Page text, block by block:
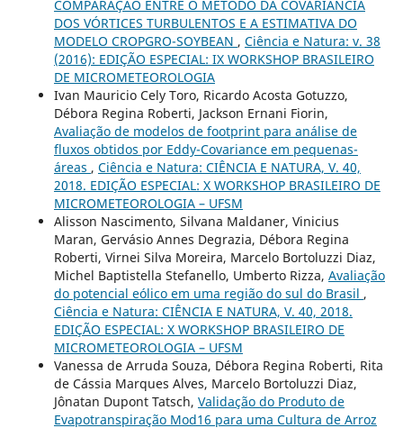
COMPARAÇÃO ENTRE O MÉTODO DA COVARIÂNCIA
DOS VÓRTICES TURBULENTOS E A ESTIMATIVA DO
MODELO CROPGRO-SOYBEAN , Ciência e Natura: v. 38
(2016): EDIÇÃO ESPECIAL: IX WORKSHOP BRASILEIRO
DE MICROMETEOROLOGIA
Ivan Mauricio Cely Toro, Ricardo Acosta Gotuzzo,
Débora Regina Roberti, Jackson Ernani Fiorin,
Avaliação de modelos de footprint para análise de
fluxos obtidos por Eddy-Covariance em pequenas-
áreas , Ciência e Natura: CIÊNCIA E NATURA, V. 40,
2018. EDIÇÃO ESPECIAL: X WORKSHOP BRASILEIRO DE
MICROMETEOROLOGIA – UFSM
Alisson Nascimento, Silvana Maldaner, Vinicius
Maran, Gervásio Annes Degrazia, Débora Regina
Roberti, Virnei Silva Moreira, Marcelo Bortoluzzi Diaz,
Michel Baptistella Stefanello, Umberto Rizza, Avaliação
do potencial eólico em uma região do sul do Brasil ,
Ciência e Natura: CIÊNCIA E NATURA, V. 40, 2018.
EDIÇÃO ESPECIAL: X WORKSHOP BRASILEIRO DE
MICROMETEOROLOGIA – UFSM
Vanessa de Arruda Souza, Débora Regina Roberti, Rita
de Cássia Marques Alves, Marcelo Bortoluzzi Diaz,
Jônatan Dupont Tatsch, Validação do Produto de
Evapotranspiração Mod16 para uma Cultura de Arroz